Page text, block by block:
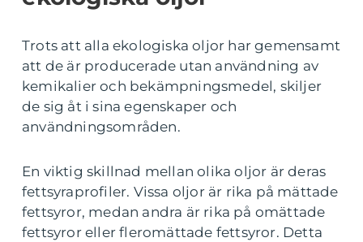
Trots att alla ekologiska oljor har gemensamt
att de är producerade utan användning av
kemikalier och bekämpningsmedel, skiljer
de sig åt i sina egenskaper och
användningsområden.
En viktig skillnad mellan olika oljor är deras
fettsyraprofiler. Vissa oljor är rika på mättade
fettsyror, medan andra är rika på omättade
fettsyror eller fleromättade fettsyror. Detta